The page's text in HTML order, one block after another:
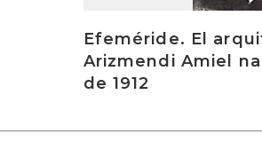
Efeméride. El
Arizmendi Amiel
de 1912